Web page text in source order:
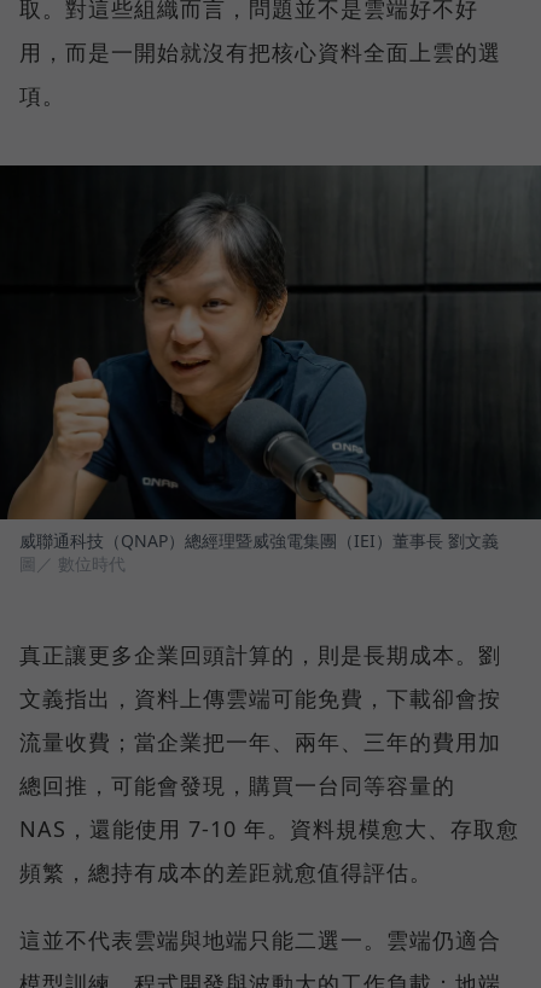
取。對這些組織而言，問題並不是雲端好不好
用，而是一開始就沒有把核心資料全面上雲的選
項。
威聯通科技（QNAP）總經理暨威強電集團（IEI）董事長 劉文義
圖／ 數位時代
真正讓更多企業回頭計算的，則是長期成本。劉
文義指出，資料上傳雲端可能免費，下載卻會按
流量收費；當企業把一年、兩年、三年的費用加
總回推，可能會發現，購買一台同等容量的
NAS，還能使用 7-10 年。資料規模愈大、存取愈
頻繁，總持有成本的差距就愈值得評估。
這並不代表雲端與地端只能二選一。雲端仍適合